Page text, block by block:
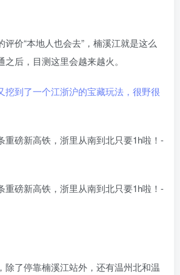
价“本地人也会去”，楠溪江就是这么
后，目测这里会越来越火。
挖到了一个江浙沪的宝藏玩法，很野很
除了停靠楠溪江站外，还有温州北和温